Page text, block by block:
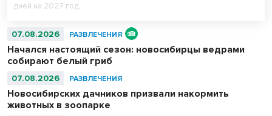
дней на 2027 год.
07.08.2026 РАЗВЛЕЧЕНИЯ
Начался настоящий сезон: новосибирцы ведрами
собирают белый гриб
07.08.2026 РАЗВЛЕЧЕНИЯ
Новосибирских дачников призвали накормить
животных в зоопарке